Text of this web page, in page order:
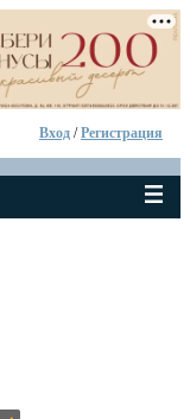
Вход /Регистрация